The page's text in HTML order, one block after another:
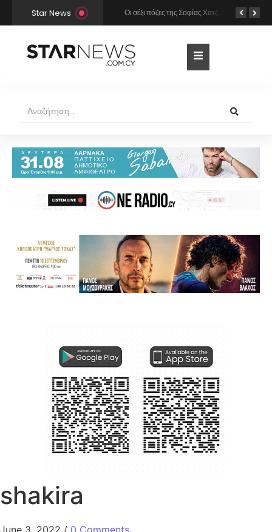
Star News
shakira